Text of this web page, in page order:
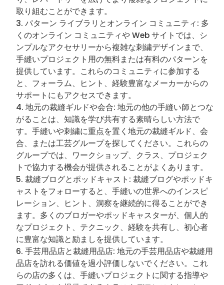
取り組むことができます。
パターン ライブラリとオンライン コミュニティ: 多
くのオンライン コミュニティや Web サイトでは、シ
ンプルなアクセサリーから複雑な刺繍デザインまで、
手縫いプロジェクト用の無料または有料のパターンを
提供しています。これらのコミュニティに参加する
と、フォーラム、ヒント、経験豊富なメーカーからの
サポートにもアクセスできます。
地元の裁縫ギルドや会合: 地元の他の手縫い師とつな
がることは、知識を学び共有する素晴らしい方法で
す。手縫いや刺繍に重点を置く地元の裁縫ギルド、会
合、または工芸グループを探してください。これらの
グループでは、ワークショップ、クラス、プロジェク
トで協力する機会が提供されることがよくあります。
裁縫ブログとポッドキャスト: 裁縫ブログやポッドキ
ャストをフォローすると、手縫いの世界へのインスピ
レーション、ヒント、洞察を継続的に得ることができ
ます。多くのブロガーやポッドキャスターが、個人的
なプロジェクト、テクニック、経験を共有し、初心者
に豊富な知識と励ましを提供しています。
手芸用品店と裁縫用品店: 地元の手芸用品店や裁縫用
品店を訪れる価値を過小評価しないでください。これ
らの店の多くは、手縫いプロジェクトに関する指導や